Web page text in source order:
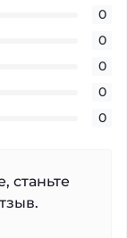
0
0
0
0
0
станьте